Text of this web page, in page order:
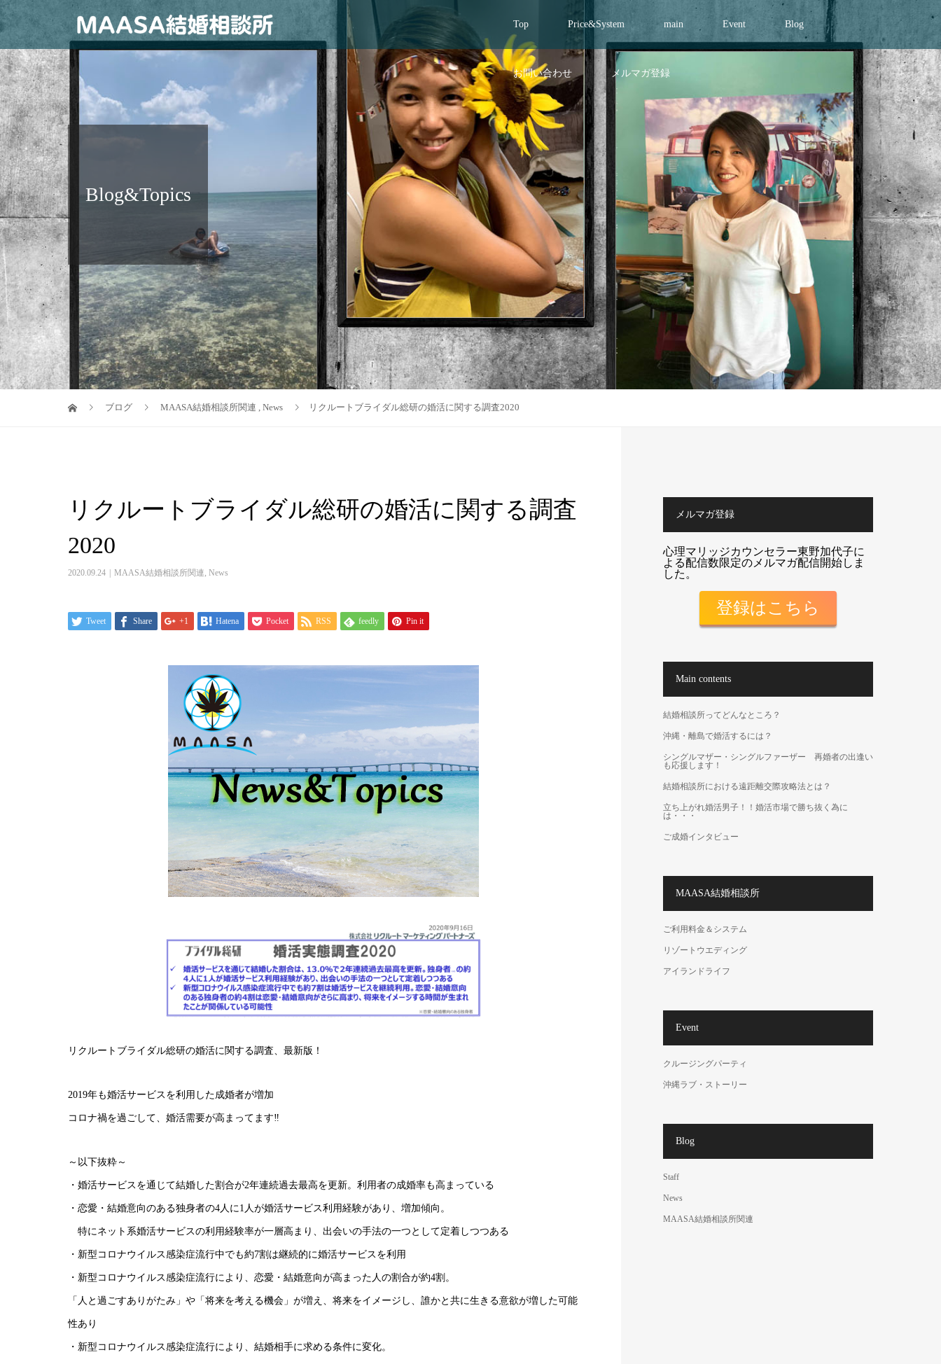
Top Price&System main Event Blog
お問い合わせ メルマガ登録
Blog&Topics
ブログ MAASA結婚相談所関連 , News リクルートブライダル総研の婚活に関する調査2020
リクルートブライダル総研の婚活に関する調査
2020
2020.09.24 MAASA結婚相談所関連, News
Tweet Share +1 Hatena Pocket RSS feedly Pin it
リクルートブライダル総研の婚活に関する調査、最新版！
2019年も婚活サービスを利用した成婚者が増加
コロナ禍を過ごして、婚活需要が高まってます‼︎
～以下抜粋～
・ 婚活サービスを通じて結婚した割合が2年連続過去最高を更新。利用者の成婚率も高まっている
・恋愛・結婚意向のある独身者の4人に1人が婚活サービス利用経験があり、増加傾向。
特にネット系婚活サービスの利用経験率が一層高まり、出会いの手法の一つとして定着しつつある
・新型コロナウイルス感染症流行中でも約7割は継続的に婚活サービスを利用
・新型コロナウイルス感染症流行により、恋愛・結婚意向が高まった人の割合が約4割。
「人と過ごすありがたみ」や「将来を考える機会」が増え、将来をイメージし、誰かと共に生きる意欲が増した可能
性あり
・新型コロナウイルス感染症流行により、結婚相手に求める条件に変化。
メルマガ登録
心理マリッジカウンセラー東野加代子に
よる配信数限定のメルマガ配信開始しま
した。
登録はこちら
Main contents
結婚相談所ってどんなところ？
沖縄・離島で婚活するには？
シングルマザー・シングルファーザー 再婚者の出逢い
も応援します！
結婚相談所における遠距離交際攻略法とは？
立ち上がれ婚活男子！！婚活市場で勝ち抜く為に
は・・・
ご成婚インタビュー
MAASA結婚相談所
ご利用料金＆システム
リゾートウエディング
アイランドライフ
Event
クルージングパーティ
沖縄ラブ・ストーリー
Blog
Staff
News
MAASA結婚相談所関連